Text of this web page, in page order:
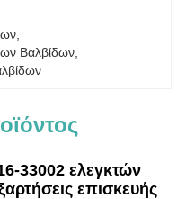
Βαλβίδων
33002 ελεγκτών
επισκευής